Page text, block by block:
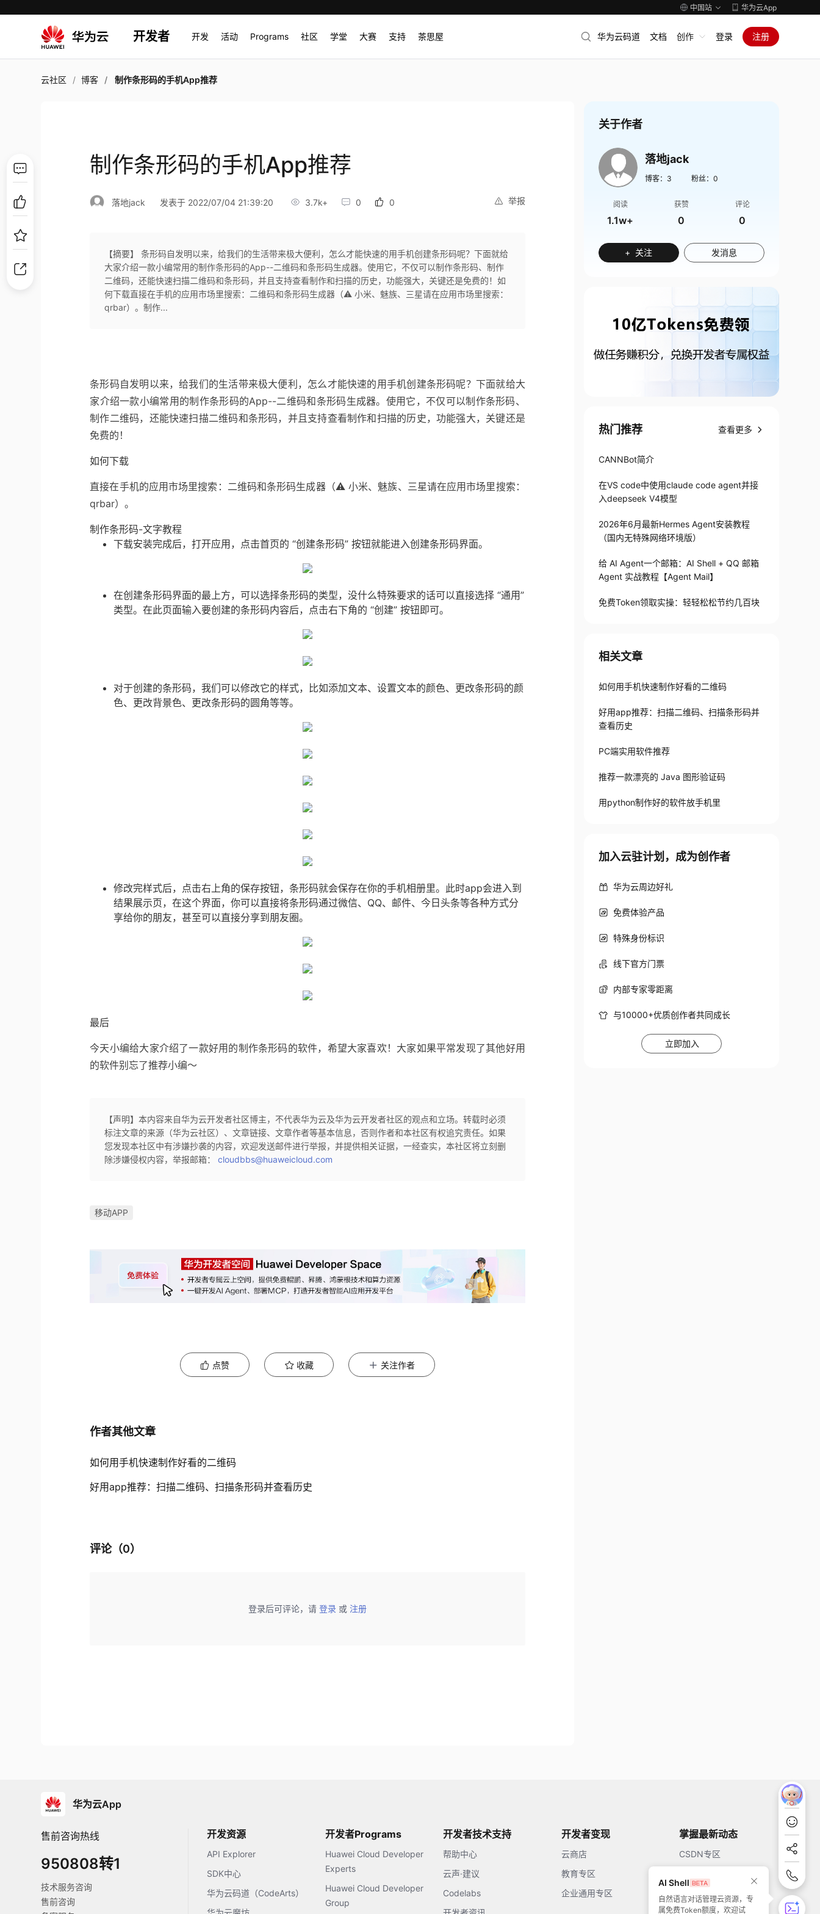
中国站 华为云App
开发者 开发 活动 Programs 社区 学堂 大赛 支持 茶思屋 华为云码道 文档 创作 登录 注册
云社区 博客 制作条形码的手机App推荐
制作条形码的手机App推荐
举报
落地jack 发表于 2022/07/04 21:39:20 3.7k+ 0 0
【摘要】 条形码自发明以来，给我们的生活带来极大便利，怎么才能快速的用手机创建条形码呢？下面就给
大家介绍一款小编常用的制作条形码的App--二维码和条形码生成器。使用它，不仅可以制作条形码、制作
二维码，还能快速扫描二维码和条形码，并且支持查看制作和扫描的历史，功能强大，关键还是免费的！如
何下载直接在手机的应用市场里搜索：二维码和条形码生成器（⚠️ 小米、魅族、三星请在应用市场里搜索：
qrbar）。制作...
条形码自发明以来，给我们的生活带来极大便利，怎么才能快速的用手机创建条形码呢？下面就给大
家介绍一款小编常用的制作条形码的App--二维码和条形码生成器。使用它，不仅可以制作条形码、
制作二维码，还能快速扫描二维码和条形码，并且支持查看制作和扫描的历史，功能强大，关键还是
免费的！
如何下载
直接在手机的应用市场里搜索：二维码和条形码生成器（⚠️ 小米、魅族、三星请在应用市场里搜索：
qrbar）。
制作条形码-文字教程
下载安装完成后，打开应用，点击首页的 “创建条形码” 按钮就能进入创建条形码界面。
在创建条形码界面的最上方，可以选择条形码的类型，没什么特殊要求的话可以直接选择 “通用”
类型。在此页面输入要创建的条形码内容后，点击右下角的 “创建” 按钮即可。
对于创建的条形码，我们可以修改它的样式，比如添加文本、设置文本的颜色、更改条形码的颜
色、更改背景色、更改条形码的圆角等等。
修改完样式后，点击右上角的保存按钮，条形码就会保存在你的手机相册里。此时app会进入到
结果展示页，在这个界面，你可以直接将条形码通过微信、QQ、邮件、今日头条等各种方式分
享给你的朋友，甚至可以直接分享到朋友圈。
最后
今天小编给大家介绍了一款好用的制作条形码的软件，希望大家喜欢！大家如果平常发现了其他好用
的软件别忘了推荐小编～
【声明】本内容来自华为云开发者社区博主，不代表华为云及华为云开发者社区的观点和立场。转载时必须
标注文章的来源（华为云社区）、文章链接、文章作者等基本信息，否则作者和本社区有权追究责任。如果
您发现本社区中有涉嫌抄袭的内容，欢迎发送邮件进行举报，并提供相关证据，一经查实，本社区将立刻删
除涉嫌侵权内容，举报邮箱：cloudbbs@huaweicloud.com
移动APP
点赞 收藏 关注作者
作者其他文章
如何用手机快速制作好看的二维码
好用app推荐：扫描二维码、扫描条形码并查看历史
评论（0）
登录后可评论，请 登录 或 注册
关于作者
落地jack
博客： 3 粉丝： 0
阅读
1.1w+
获赞
0
评论
0
+ 关注 发消息
热门推荐 查看更多
CANNBot简介
在VS code中使用claude code agent并接
入deepseek V4模型
2026年6月最新Hermes Agent安装教程
（国内无特殊网络环境版）
给 AI Agent一个邮箱：AI Shell + QQ 邮箱
Agent 实战教程【Agent Mail】
免费Token领取实操：轻轻松松节约几百块
相关文章
如何用手机快速制作好看的二维码
好用app推荐：扫描二维码、扫描条形码并
查看历史
PC端实用软件推荐
推荐一款漂亮的 Java 图形验证码
用python制作好的软件放手机里
加入云驻计划，成为创作者
华为云周边好礼
免费体验产品
特殊身份标识
线下官方门票
内部专家零距离
与10000+优质创作者共同成长
立即加入
AI Shell
自然语言对话管理云资源，专
属免费Token额度，欢迎试
华为云App
售前咨询热线
950808转1
技术服务咨询
售前咨询
开发资源
API Explorer
SDK中心
华为云码道（CodeArts）
开发者Programs
Huawei Cloud Developer
Experts
Huawei Cloud Developer
Group
开发者技术支持
帮助中心
云声·建议
Codelabs
开发者变现
云商店
教育专区
企业通用专区
掌握最新动态
CSDN专区
开源中国